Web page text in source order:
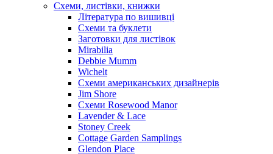
Схеми, листівки, книжки
Література по вишивці
Схеми та буклети
Заготовки для листівок
Mirabilia
Debbie Mumm
Wichelt
Схеми американських дизайнерів
Jim Shore
Cхеми Rosewood Manor
Lavender & Lace
Stoney Creek
Cottage Garden Samplings
Glendon Place